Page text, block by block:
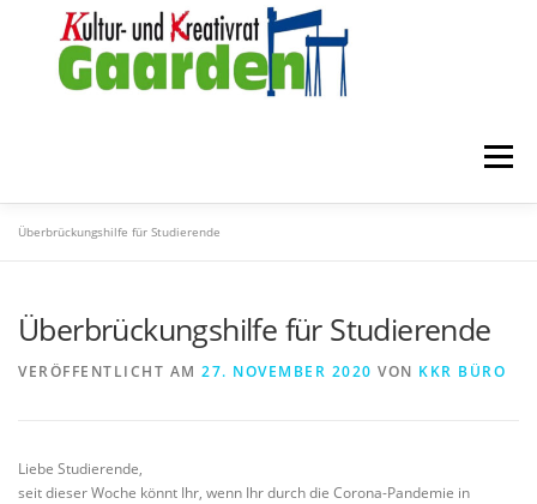
Menü
MITGLIEDER KONTAKT
Überbrückungshilfe für Studierende
Überbrückungshilfe für Studierende
VERÖFFENTLICHT AM 27. NOVEMBER 2020 VON KKR BÜRO
Liebe Studierende,
seit dieser Woche könnt Ihr, wenn Ihr durch die Corona-Pandemie in